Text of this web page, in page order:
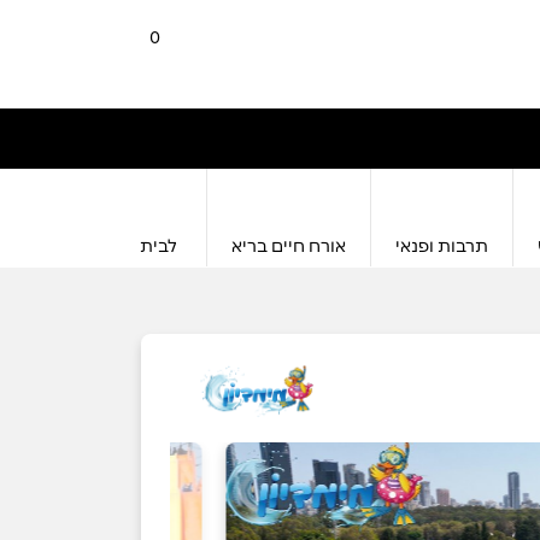
0
תרבות ופנאי אורח חיים בריא לבית